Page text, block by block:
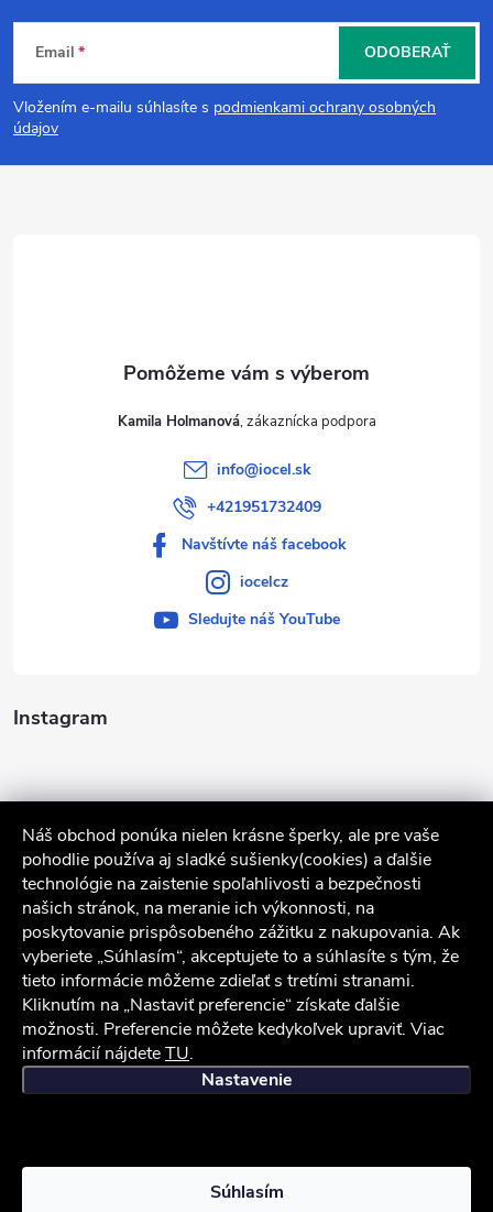
Náš obchod ponúka nielen krásne šperky, ale pre vaše
pohodlie používa aj sladké sušienky(cookies) a ďalšie
technológie na zaistenie spoľahlivosti a bezpečnosti
našich stránok, na meranie ich výkonnosti, na
poskytovanie prispôsobeného zážitku z nakupovania. Ak
vyberiete „Súhlasím“, akceptujete to a súhlasíte s tým, že
tieto informácie môžeme zdieľať s tretími stranami.
Kliknutím na „Nastaviť preferencie“ získate ďalšie
možnosti. Preferencie môžete kedykoľvek upraviť. Viac
informácií nájdeteTU.
Nastavenie
Súhlasím
Z
á
p
Email
Vložením e-mailu súhlasíte s podmienkami ochrany osobných
údajov
ODOBERAŤ
Instagram
Sledovať na Instagrame
Služby zákazníkom
Kamila Holmanová
info@iocel.sk
+421951732409
Navštívte náš facebook
iocelcz
Sledujte náš YouTube
iocel.sk Obchodné podmienky Ochrana osobných údajov
Vytvoril Shoptet